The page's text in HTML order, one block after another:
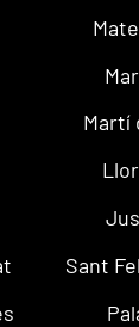
Martí
Sant